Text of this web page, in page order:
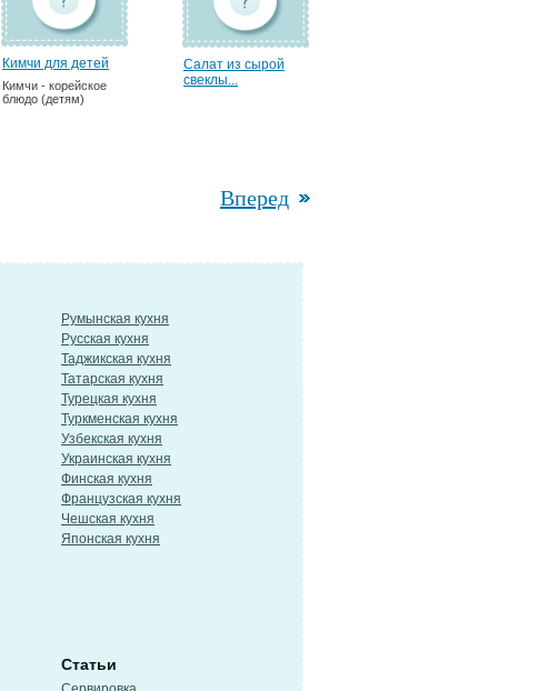
Кимчи для детей
Кимчи - корейское
блюдо (детям)
Салат из сырой
свеклы...
Вперед
Румынская кухня
Русская кухня
Таджикская кухня
Татарская кухня
Турецкая кухня
Туркменская кухня
Узбекская кухня
Украинская кухня
Финская кухня
Французская кухня
Чешская кухня
Японская кухня
Статьи